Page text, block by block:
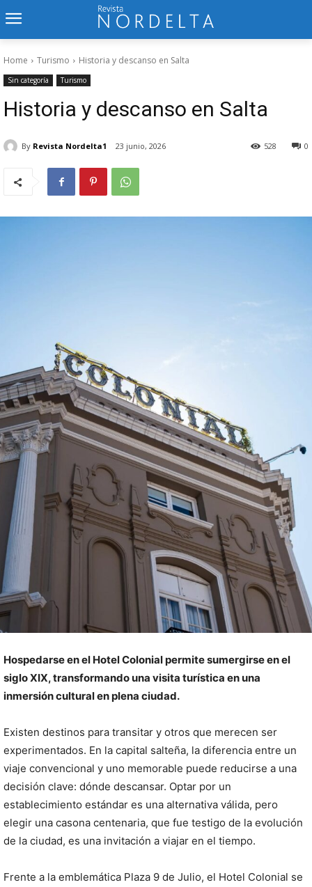
Home Turismo Historia y descanso en Salta
Sin categoría Turismo
Historia y descanso en Salta
By Revista Nordelta1 23 junio, 2026 0
528
Hospedarse en el Hotel Colonial permite sumergirse en el
siglo XIX, transformando una visita turística en una
inmersión cultural en plena ciudad.
Existen destinos para transitar y otros que merecen ser
experimentados. En la capital salteña, la diferencia entre un
viaje convencional y uno memorable puede reducirse a una
decisión clave: dónde descansar. Optar por un
establecimiento estándar es una alternativa válida, pero
elegir una casona centenaria, que fue testigo de la evolución
de la ciudad, es una invitación a viajar en el tiempo.
Frente a la emblemática Plaza 9 de Julio, el Hotel Colonial se